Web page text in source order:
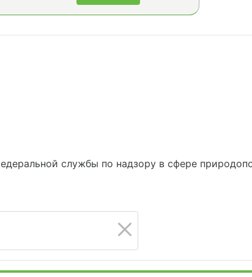
службы по надзору в сфере